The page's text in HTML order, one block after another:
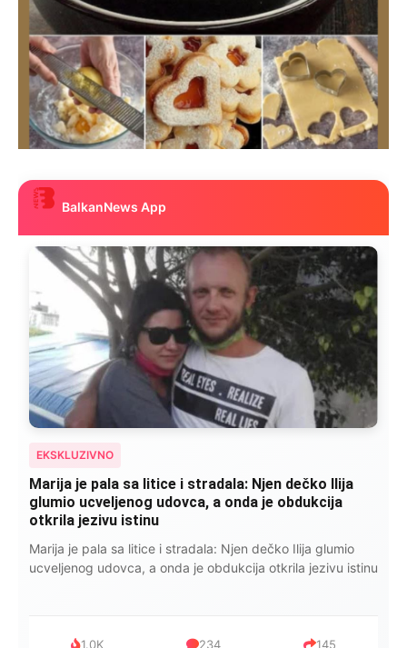
BalkanNews App
EKSKLUZIVNO
Marija je pala sa litice i stradala: Njen dečko Ilija
glumio ucveljenog udovca, a onda je obdukcija
otkrila jezivu istinu
Marija je pala sa litice i stradala: Njen dečko Ilija glumio
ucveljenog udovca, a onda je obdukcija otkrila jezivu istinu
1.0K 234 145